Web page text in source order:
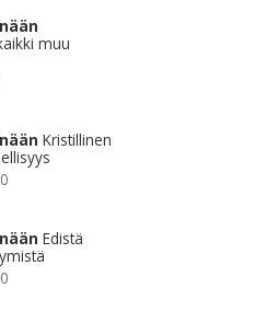
muu
Kristillinen
Edistä